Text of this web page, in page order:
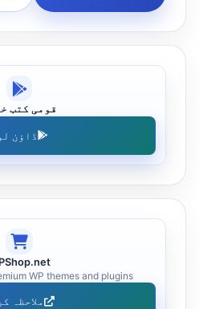
قومی کتب
ڈاؤن
WP themes and plugins
ملاحظہ